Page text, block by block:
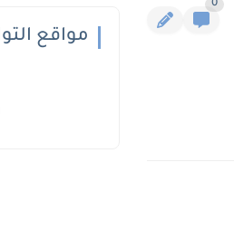
0
مواقع